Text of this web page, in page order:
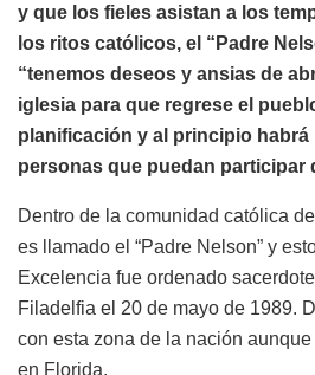
y que los fieles asistan a los
los ritos católicos, el “Padre
“tenemos deseos y ansias de
iglesia para que regrese el
planificación y al principio habrá
personas que puedan participar
Dentro de la comunidad católica
es llamado el “Padre Nelson” y
Excelencia fue ordenado
Filadelfia el 20 de mayo de 1989.
con esta zona de la nación
en Florida.